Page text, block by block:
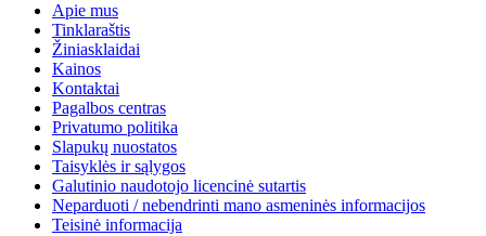
Apie mus
Tinklaraštis
Žiniasklaidai
Kainos
Kontaktai
Pagalbos centras
Privatumo politika
Slapukų nuostatos
Taisyklės ir sąlygos
Galutinio naudotojo licencinė sutartis
Neparduoti / nebendrinti mano asmeninės informacijos
Teisinė informacija